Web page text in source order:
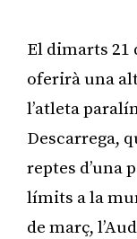
El dimarts 21
oferirà una
l’atleta
Descarrega,
reptes d’una
límits a la
de març,